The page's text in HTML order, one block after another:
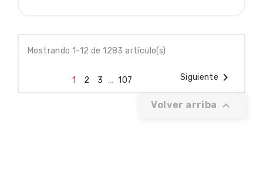
Mostrando 1-12 de 1283 artículo(s)
1 2 3 … 107 Siguiente 
Volver arriba 